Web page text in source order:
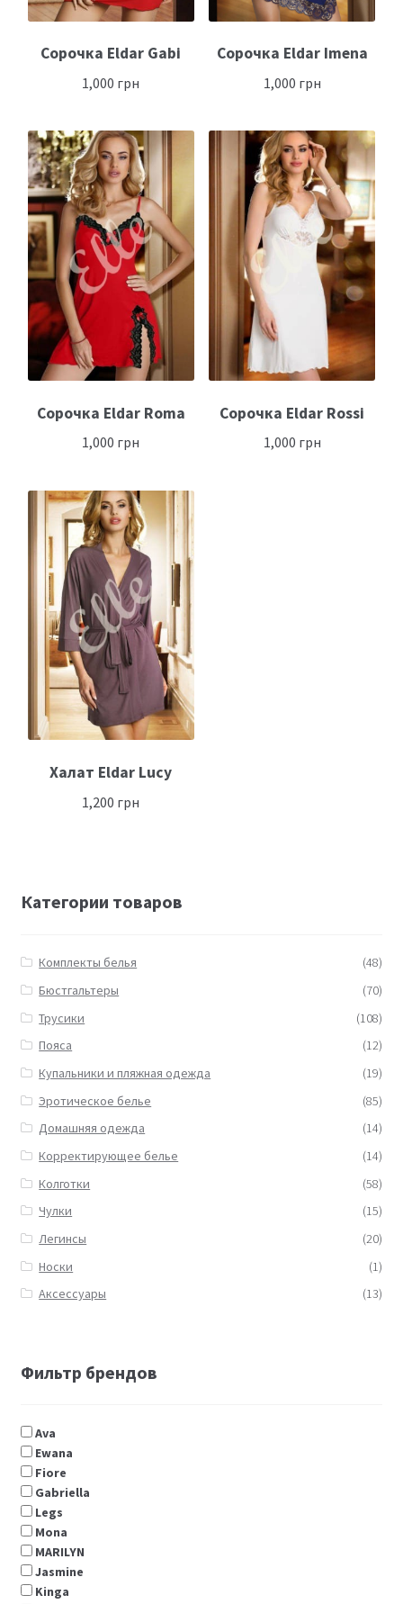
Сорочка Eldar Gabi
1,000 грн
Сорочка Eldar Imena
1,000 грн
Сорочка Eldar Roma
1,000 грн
Сорочка Eldar Rossi
1,000 грн
Халат Eldar Lucy
1,200 грн
Категории товаров
Комплекты белья
(48)
Бюстгальтеры
(70)
Трусики
(108)
Пояса
(12)
Купальники и пляжная одежда
(19)
Эротическое белье
(85)
Домашняя одежда
(14)
Корректирующее белье
(14)
Колготки
(58)
Чулки
(15)
Легинсы
(20)
Носки
(1)
Аксессуары
(13)
Фильтр брендов
Ava
Ewana
Fiore
Gabriella
Legs
Мona
MARILYN
Jasmine
Kinga